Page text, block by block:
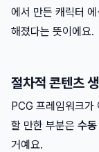
에서 만든 캐릭터
해졌다는 뜻이에요.
절차적 콘텐츠
PCG 프레임워크가
할 만한 부분은 수
거예요.